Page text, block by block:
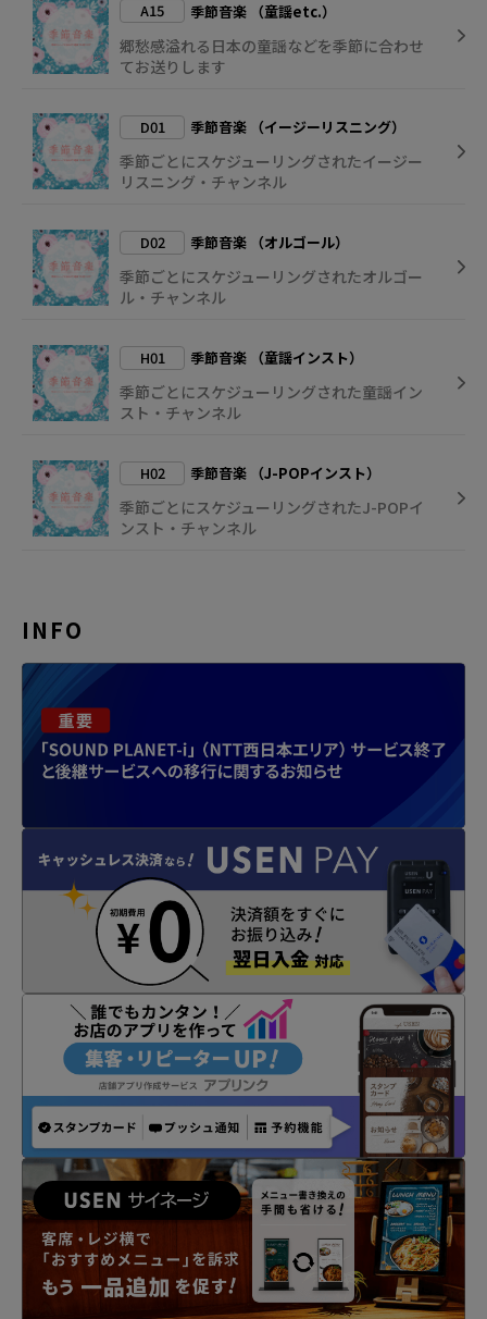
A15 季節音楽 （童謡etc.）
郷愁感溢れる日本の童謡などを季節に合わせ
てお送りします
D01 季節音楽 （イージーリスニング）
季節ごとにスケジューリングされたイージー
リスニング・チャンネル
D02 季節音楽 （オルゴール）
季節ごとにスケジューリングされたオルゴー
ル・チャンネル
H01 季節音楽 （童謡インスト）
季節ごとにスケジューリングされた童謡イン
スト・チャンネル
H02 季節音楽 （J-POPインスト）
季節ごとにスケジューリングされたJ-POPイ
ンスト・チャンネル
INFO